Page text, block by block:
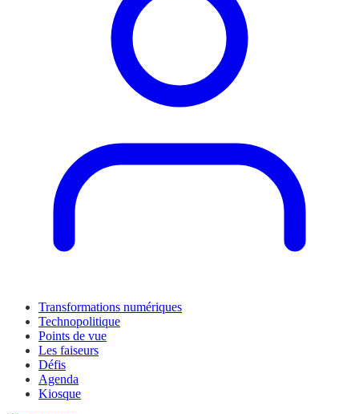
Transformations numériques
Technopolitique
Points de vue
Les faiseurs
Défis
Agenda
Kiosque